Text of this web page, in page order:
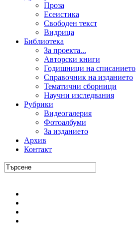
Проза
Есеистика
Свободен текст
Видрица
Библиотека
За проекта...
Авторски книги
Годишници на списанието
Справочник на изданието
Тематични сборници
Научни изследвания
Рубрики
Видеогалерия
Фотоалбуми
За изданието
Архив
Контакт